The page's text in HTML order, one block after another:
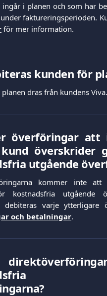
i planen och som har
faktureringsperioden.
för mer information.
kunden för
dras från kundens
överföringar att
överskrider
utgående
kommer inte att
kostnadsfria utgående
debiteras varje ytterligare
och betalningar.